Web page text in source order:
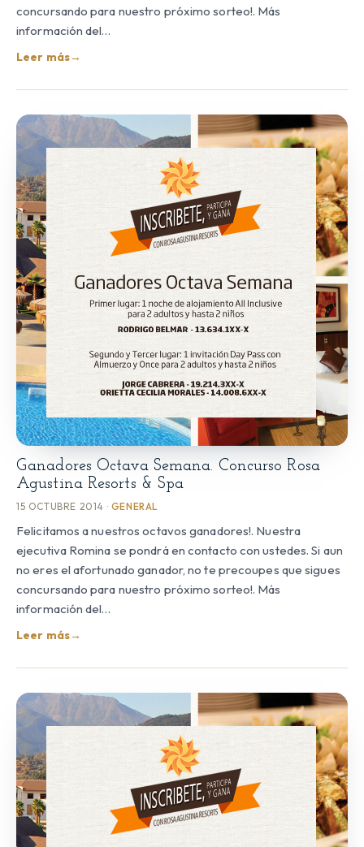
concursando para nuestro próximo sorteo!. Más
información del…
Leer más→
Ganadores Octava Semana. Concurso Rosa
Agustina Resorts & Spa
15 OCTUBRE 2014 · GENERAL
Felicitamos a nuestros octavos ganadores!. Nuestra
ejecutiva Romina se pondrá en contacto con ustedes. Si aun
no eres el afortunado ganador, no te precoupes que sigues
concursando para nuestro próximo sorteo!. Más
información del…
Leer más→